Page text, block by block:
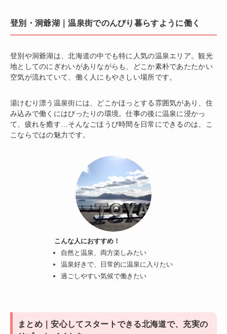
登別・洞爺湖｜温泉街でのんびり暮らすように働く
登別や洞爺湖は、北海道の中でも特に人気の温泉エリア。観光
地としてのにぎわいがありながらも、どこか素朴であたたかい
空気が流れていて、働く人にもやさしい場所です。
湯けむり漂う温泉街には、どこかほっとする雰囲気があり、住
み込みで働くにはぴったりの環境。仕事の後に温泉に浸かっ
て、疲れを癒す…そんなごほうび時間を日常にできるのは、こ
こならではの魅力です。
こんな人におすすめ！
自然と温泉、両方楽しみたい
温泉好きで、日常的に温泉に入りたい
過ごしやすい気候で働きたい
まとめ｜安心してスタートできる北海道で、充実の